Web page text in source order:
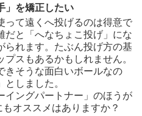
」を矯正したい
って遠くへ投げるのは得意で
と「へなちょこ投げ」にな
られます。たぶん投げ方の基
スもあるかもしれません。
きそうな面白いボールなの
しました。
イングパートナー」のほうが
オススメはありますか？